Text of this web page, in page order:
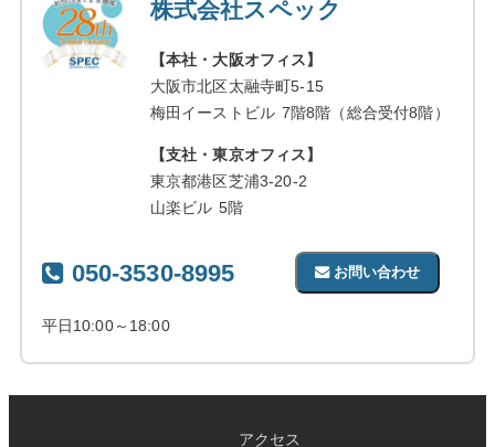
株式会社スペック
【本社・大阪オフィス】
大阪市北区太融寺町5-15
梅田イーストビル 7階8階（総合受付8階）
【支社・東京オフィス】
東京都港区芝浦3-20-2
山楽ビル 5階
050-3530-8995
平日10:00～18:00
お問い合わせ
アクセス